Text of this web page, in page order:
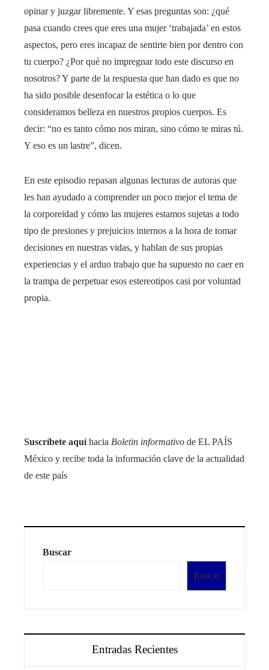
opinar y juzgar libremente. Y esas preguntas son: ¿qué
pasa cuando crees que eres una mujer ‘trabajada’ en estos
aspectos, pero eres incapaz de sentirte bien por dentro con
tu cuerpo? ¿Por qué no impregnar todo este discurso en
nosotros? Y parte de la respuesta que han dado es que no
ha sido posible desenfocar la estética o lo que
consideramos belleza en nuestros propios cuerpos. Es
decir: “no es tanto cómo nos miran, sino cómo te miras tú.
Y eso es un lastre”, dicen.
En este episodio repasan algunas lecturas de autoras que
les han ayudado a comprender un poco mejor el tema de
la corporeidad y cómo las mujeres estamos sujetas a todo
tipo de presiones y prejuicios internos a la hora de tomar
decisiones en nuestras vidas, y hablan de sus propias
experiencias y el arduo trabajo que ha supuesto no caer en
la trampa de perpetuar esos estereotipos casi por voluntad
propia.
Suscríbete aquí hacia Boletin informativo de EL PAÍS
México y recibe toda la información clave de la actualidad
de este país
Buscar
Buscar
Entradas Recientes